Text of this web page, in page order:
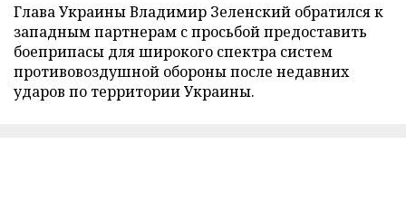
Глава Украины Владимир Зеленский обратился к
западным партнерам с просьбой предоставить
боеприпасы для широкого спектра систем
противовоздушной обороны после недавних
ударов по территории Украины.